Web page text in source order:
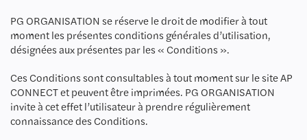
PG ORGANISATION se réserve le droit de modifier à tout
moment les présentes conditions générales d’utilisation,
désignées aux présentes par les « Conditions ».
Ces Conditions sont consultables à tout moment sur le site AP
CONNECT et peuvent être imprimées. PG ORGANISATION
invite à cet effet l’utilisateur à prendre régulièrement
connaissance des Conditions.